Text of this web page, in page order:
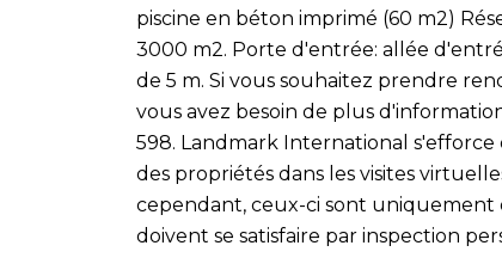
piscine en béton imprimé (60 m2)
3000 m2. Porte d'entrée: allée
de 5 m. Si vous souhaitez prendre
vous avez besoin de plus
598. Landmark International
des propriétés dans les visites
cependant, ceux-ci sont uniquement
doivent se satisfaire par inspection